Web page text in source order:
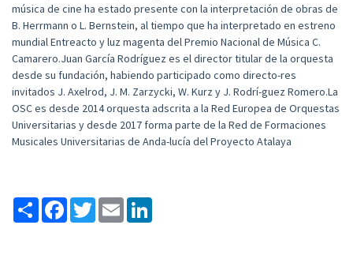
música de cine ha estado presente con la interpretación de obras de
B. Herrmann o L. Bernstein, al tiempo que ha interpretado en estreno
mundial Entreacto y luz magenta del Premio Nacional de Música C.
Camarero.Juan García Rodríguez es el director titular de la orquesta
desde su fundación, habiendo participado como directo-res
invitados J. Axelrod, J. M. Zarzycki, W. Kurz y J. Rodrí-guez Romero.La
OSC es desde 2014 orquesta adscrita a la Red Europea de Orquestas
Universitarias y desde 2017 forma parte de la Red de Formaciones
Musicales Universitarias de Anda-lucía del Proyecto Atalaya
CompartirFacebookTwitterEmail